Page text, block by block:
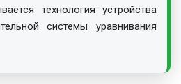
технология устройства
системы уравнивания